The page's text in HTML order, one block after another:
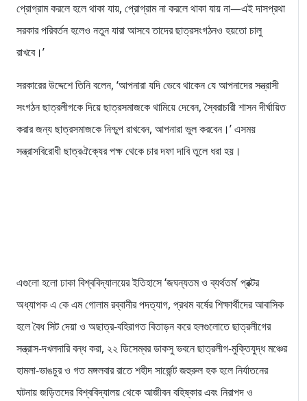
প্রোগ্রাম করলে হলে থাকা যায়, প্রোগ্রাম না করলে থাকা যায় না—এই দাসপ্রথা
সরকার পরিবর্তন হলেও নতুন যারা আসবে তাদের ছাত্রসংগঠনও হয়তো চালু
রাখবে।’
সরকারের উদ্দেশে তিনি বলেন, ‘আপনারা যদি ভেবে থাকেন যে আপনাদের সন্ত্রাসী
সংগঠন ছাত্রলীগকে দিয়ে ছাত্রসমাজকে থামিয়ে দেবেন, স্বৈরাচারী শাসন দীর্ঘায়িত
করার জন্য ছাত্রসমাজকে নিশ্চুপ রাখবেন, আপনারা ভুল করবেন।’ এসময়
সন্ত্রাসবিরোধী ছাত্রঐক্যের পক্ষ থেকে চার দফা দাবি তুলে ধরা হয়।
এগুলো হলো ঢাকা বিশ্ববিদ্যালয়ের ইতিহাসে ‘জঘন্যতম ও ব্যর্থতম’ প্রক্টর
অধ্যাপক এ কে এম গোলাম রব্বানীর পদত্যাগ, প্রথম বর্ষের শিক্ষার্থীদের আবাসিক
হলে বৈধ সিট দেয়া ও অছাত্র-বহিরাগত বিতাড়ন করে হলগুলোতে ছাত্রলীগের
সন্ত্রাস-দখলদারি বন্ধ করা, ২২ ডিসেম্বর ডাকসু ভবনে ছাত্রলীগ-মুক্তিযুদ্ধ মঞ্চের
হামলা-ভাঙচুর ও গত মঙ্গলবার রাতে শহীদ সার্জেন্ট জহুরুল হক হলে নির্যাতনের
ঘটনায় জড়িতদের বিশ্ববিদ্যালয় থেকে আজীবন বহিষ্কার এবং নিরাপদ ও